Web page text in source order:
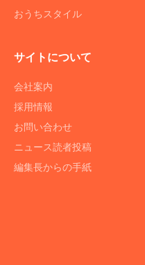
おうちスタイル
サイトについて
会社案内
採用情報
お問い合わせ
ニュース読者投稿
編集長からの手紙